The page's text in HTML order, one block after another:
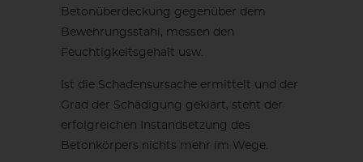
Betonüberdeckung gegenüber dem
Bewehrungsstahl, messen den
Feuchtigkeitsgehalt usw.
Ist die Schadensursache ermittelt und der
Grad der Schädigung geklärt, steht der
erfolgreichen Instandsetzung des
Betonkörpers nichts mehr im Wege.